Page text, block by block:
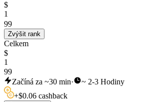
$
1
99
Zvýšit rank
Celkem
$
1
99
Začíná za ~30 min·
~ 2-3 Hodiny
+$0.06 cashback